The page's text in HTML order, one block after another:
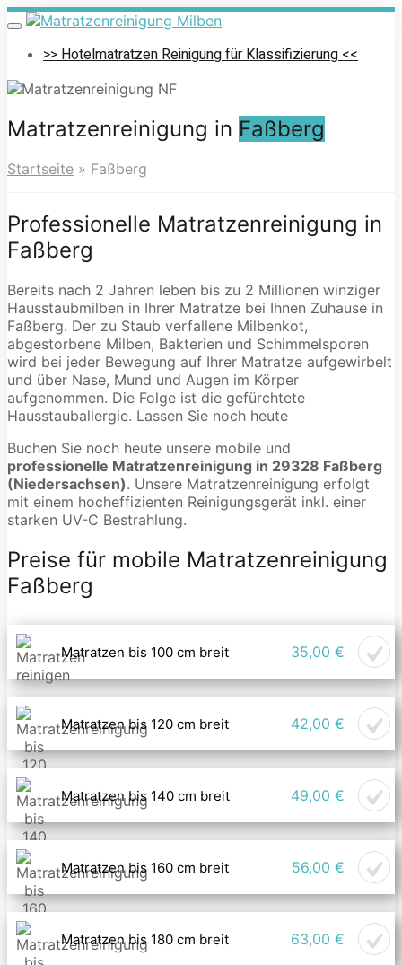
Skip
to
main
Toggle
navigation>> Hotelmatratzen Reinigung für Klassifizierung <<
Matratzenreinigung in Faßberg
Startseite » Faßberg
Professionelle Matratzenreinigung in
Faßberg
Bereits nach 2 Jahren leben bis zu 2 Millionen winziger
Hausstaubmilben in Ihrer Matratze bei Ihnen Zuhause in
Faßberg. Der zu Staub verfallene Milbenkot,
abgestorbene Milben, Bakterien und Schimmelsporen
wird bei jeder Bewegung auf Ihrer Matratze aufgewirbelt
und über Nase, Mund und Augen im Körper
aufgenommen. Die Folge ist die gefürchtete
Hausstauballergie. Lassen Sie noch heute
Buchen Sie noch heute unsere mobile und
professionelle Matratzenreinigung in 29328 Faßberg
(Niedersachsen). Unsere Matratzenreinigung erfolgt
mit einem hocheffizienten Reinigungsgerät inkl. einer
starken UV-C Bestrahlung.
Preise für mobile Matratzenreinigung
Faßberg
Matratzen bis 100 cm breit 35,00 €
Matratzen bis 120 cm breit 42,00 €
Matratzen bis 140 cm breit 49,00 €
Matratzen bis 160 cm breit 56,00 €
Matratzen bis 180 cm breit 63,00 €